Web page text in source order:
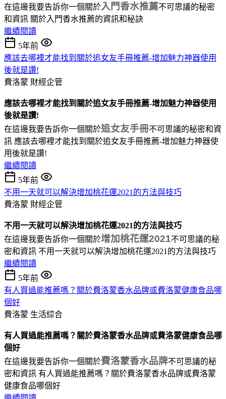
在這邊我要告訴你一個關於入門香水推薦不可思議的秘密
和資訊 關於入門香水推薦的資訊和秘訣
繼續閱讀
5年前
應該去哪裡才能找到關於追女友手冊推薦-增加魅力神器使用
後就是讚!
費洛蒙 財經企管
應該去哪裡才能找到關於追女友手冊推薦-增加魅力神器使用
後就是讚!
在這邊我要告訴你一個關於追女友手冊不可思議的秘密和資
訊 應該去哪裡才能找到關於追女友手冊推薦-增加魅力神器使
用後就是讚!
繼續閱讀
5年前
不用一天就可以解決增加桃花運2021的方法與技巧
費洛蒙 財經企管
不用一天就可以解決增加桃花運2021的方法與技巧
在這邊我要告訴你一個關於增加桃花運2021不可思議的秘
密和資訊 不用一天就可以解決增加桃花運2021的方法與技巧
繼續閱讀
5年前
有人買過能推薦嗎？關於費洛蒙香水品牌或費洛蒙健康食品哪
個好
費洛蒙 生活綜合
有人買過能推薦嗎？關於費洛蒙香水品牌或費洛蒙健康食品哪
個好
在這邊我要告訴你一個關於費洛蒙香水品牌不可思議的秘
密和資訊 有人買過能推薦嗎？關於費洛蒙香水品牌或費洛蒙
健康食品哪個好